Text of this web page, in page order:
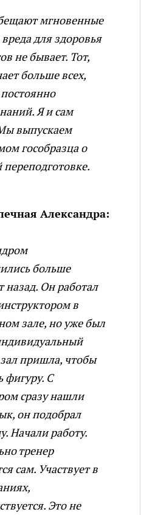
мгновенные
для здоровья
не бывает. Тот,
больше всех,
Я и сам
выпускаем
гособразца о
Александра:
больше
назад. Он работал
в
зале, но уже был
пришла, чтобы
фигуру. С
сразу нашли
он подобрал
Начали работу.
тренер
сам. Участвует в
Это не